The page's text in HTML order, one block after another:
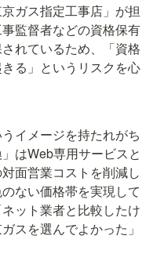
ガス指定工事店」が担
監督者などの資格保有
れているため、「資格
る」というリスクを心
イメージを持たれがち
はWeb専用サービスと
面営業コストを削減し
ない価格帯を実現して
ット業者と比較したけ
スを選んでよかった」